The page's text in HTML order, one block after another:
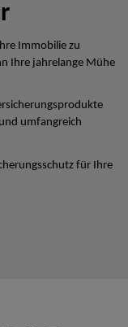
Immobilie zu
Ihre jahrelange Mühe
umfangreich
für Ihre